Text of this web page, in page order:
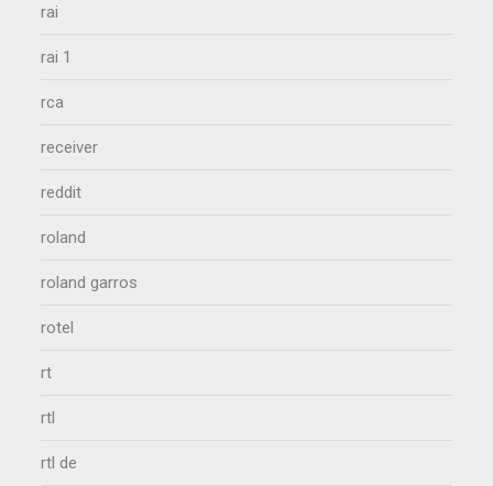
rai
rai 1
rca
receiver
reddit
roland
roland garros
rotel
rt
rtl
rtl de